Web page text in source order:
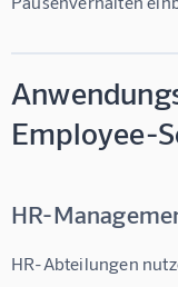
Employee-
HR-
HR-Abteilungen